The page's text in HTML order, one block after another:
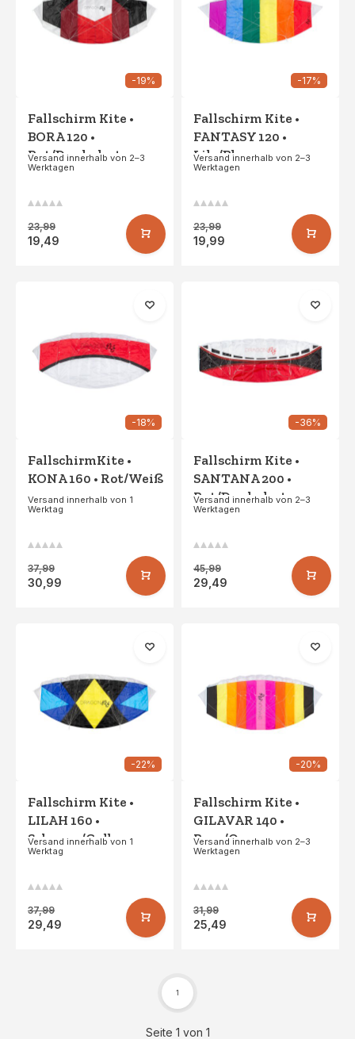
-19%
Fallschirm Kite •
BORA 120 •
Rot/Dunkelrot
Versand innerhalb von 2–3
Werktagen
23,99
19,49
-17%
Fallschirm Kite •
FANTASY 120 •
Lila/Blau
Versand innerhalb von 2–3
Werktagen
23,99
19,99
-18%
FallschirmKite •
KONA 160 • Rot/Weiß
Versand innerhalb von 1
Werktag
37,99
30,99
-36%
Fallschirm Kite •
SANTANA 200 •
Rot/Dunkelrot
Versand innerhalb von 2–3
Werktagen
45,99
29,49
-22%
Fallschirm Kite •
LILAH 160 •
Schwarz/Gelb
Versand innerhalb von 1
Werktag
37,99
29,49
-20%
Fallschirm Kite •
GILAVAR 140 •
Rosa/Orange
Versand innerhalb von 2–3
Werktagen
31,99
25,49
Seite 1 von 1
1